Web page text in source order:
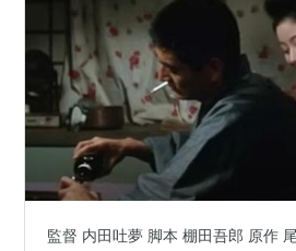
監督 内田吐夢 脚本 棚田吾郎 原作